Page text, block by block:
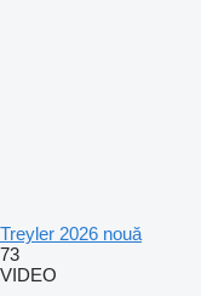
Treyler 2026 nouă
73
VIDEO